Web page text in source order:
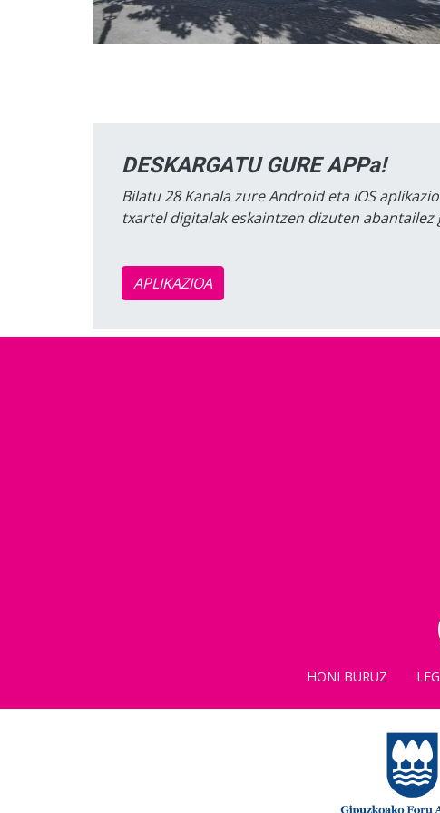
DESKARGATU GURE APPa!
Bilatu 28 Kanala zure Android eta iOS
txartel digitalak eskaintzen dizuten
APLIKAZIOA
HONI BURUZ